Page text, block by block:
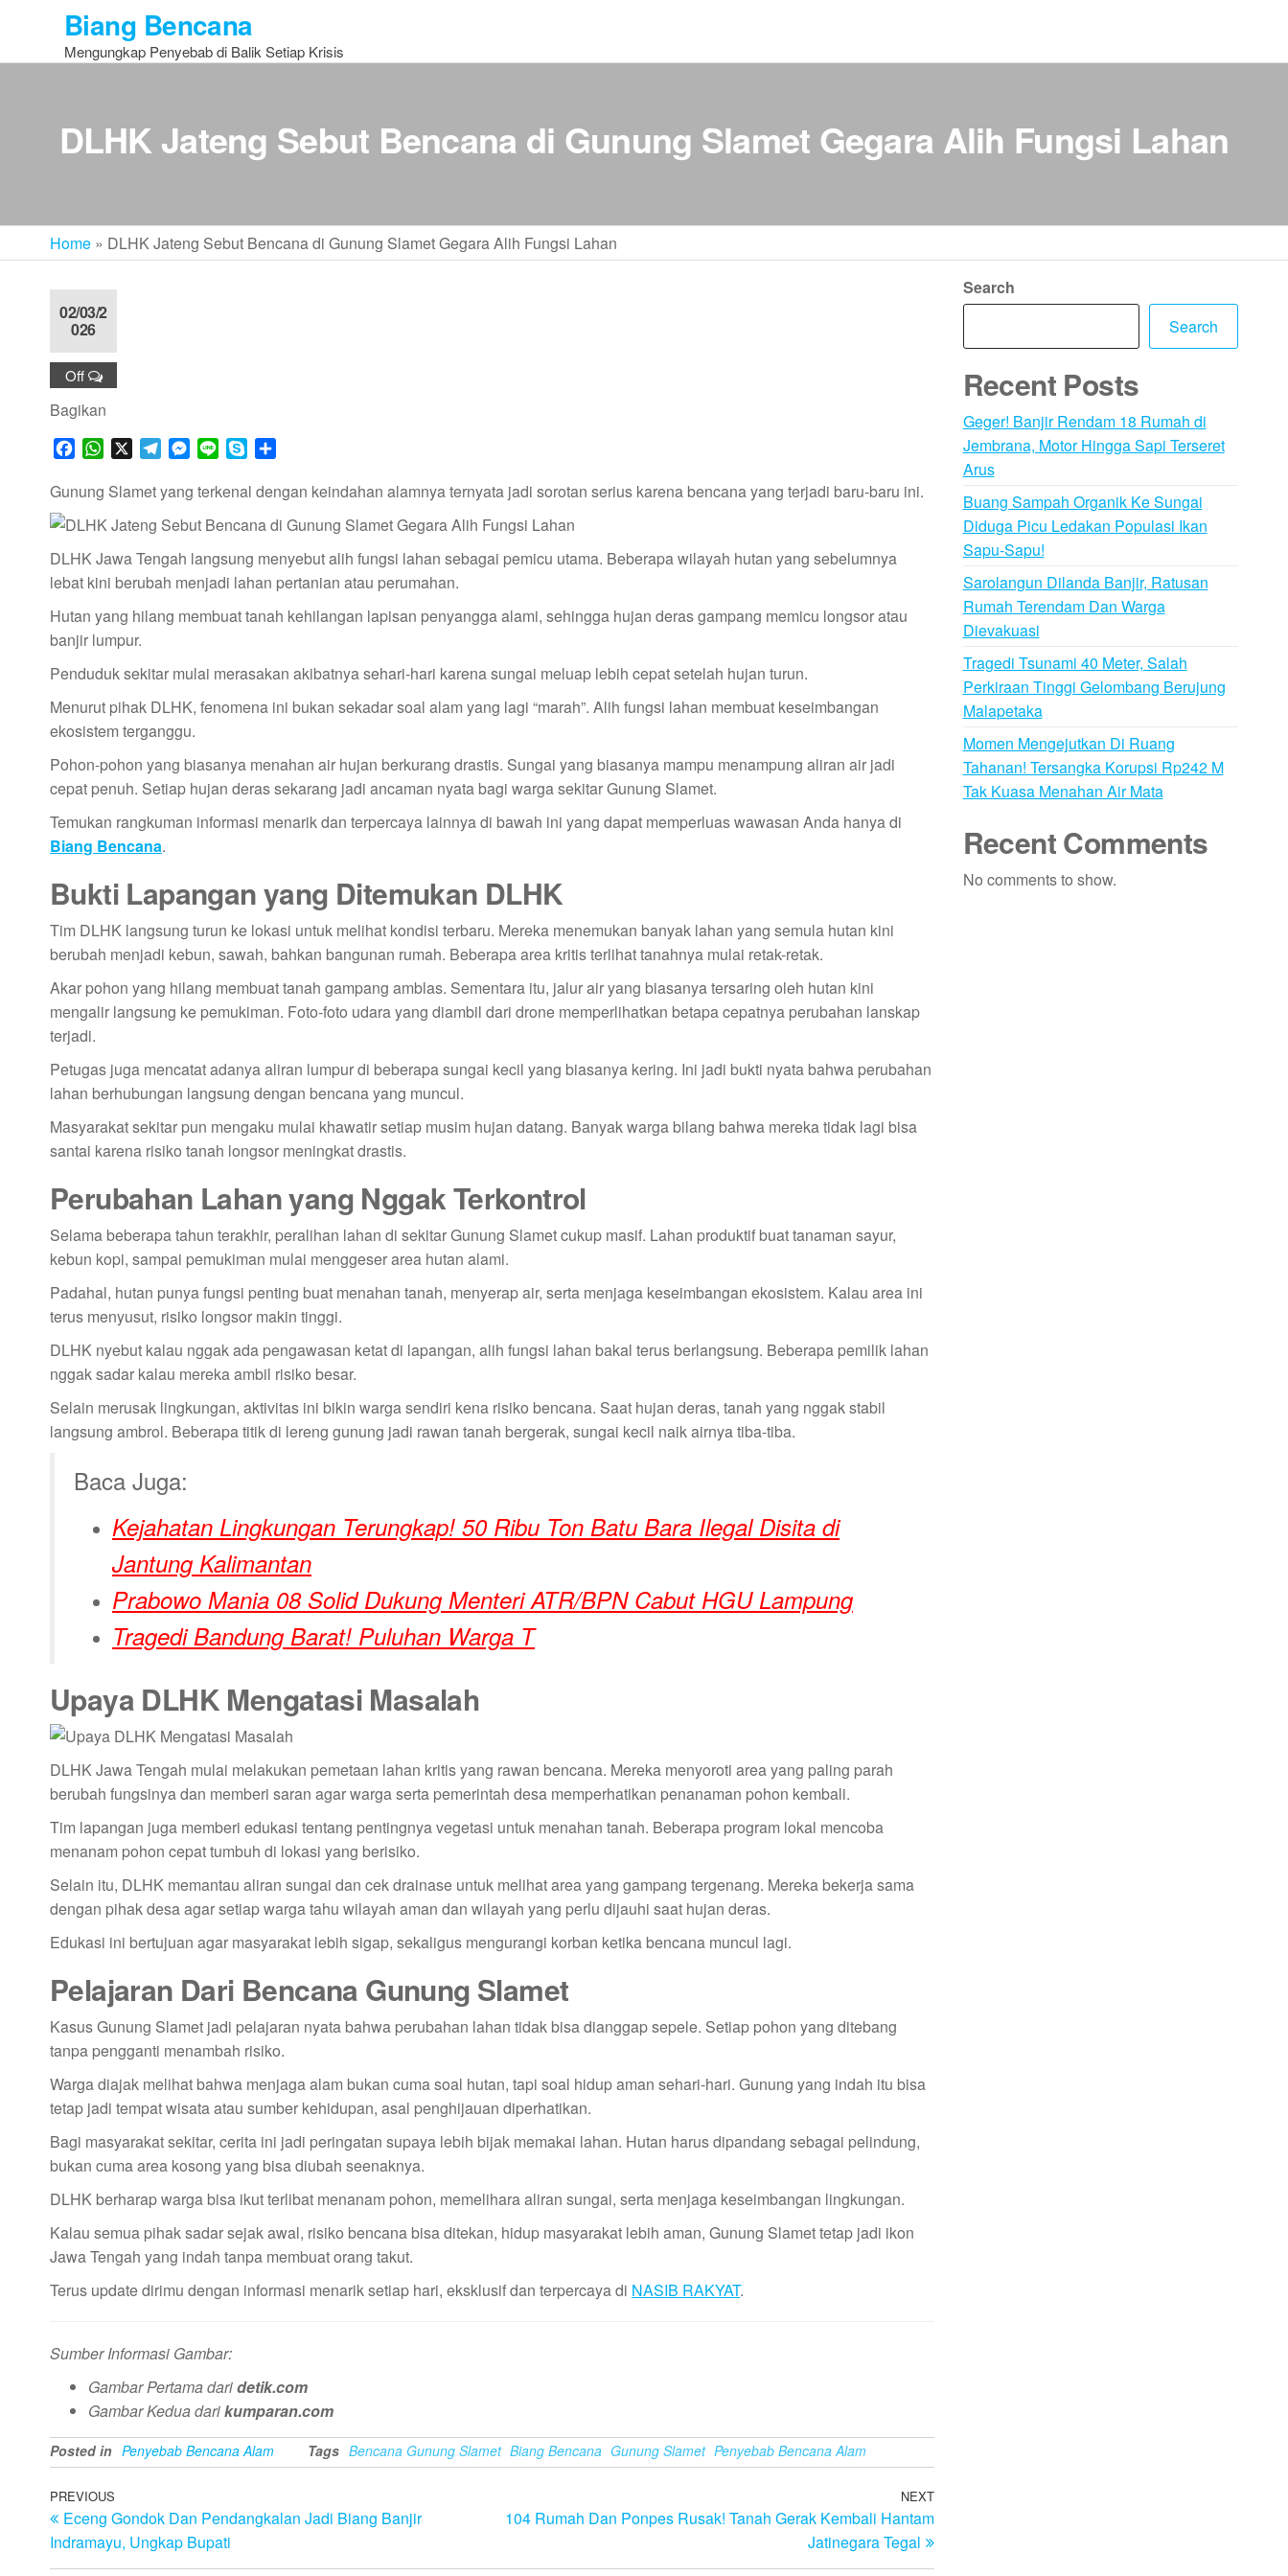
the
Biang Bencana
Mengungkap Penyebab di Balik Setiap Krisis
DLHK Jateng Sebut Bencana di Gunung Slamet Gegara Alih Fungsi Lahan
Home » DLHK Jateng Sebut Bencana di Gunung Slamet Gegara Alih Fungsi Lahan
02/03/2
026
Off
Bagikan
c
b
o
o
k
W
a
s
A
p
p
l
g
r
a
m
M
s
e
n
g
e
r
n
y
e
a
e
Gunung Slamet yang terkenal dengan keindahan alamnya ternyata jadi sorotan serius karena bencana yang terjadi baru-baru ini.
DLHK Jawa Tengah langsung menyebut alih fungsi lahan sebagai pemicu utama. Beberapa wilayah hutan yang sebelumnya
lebat kini berubah menjadi lahan pertanian atau perumahan.
Hutan yang hilang membuat tanah kehilangan lapisan penyangga alami, sehingga hujan deras gampang memicu longsor atau
banjir lumpur.
Penduduk sekitar mulai merasakan akibatnya sehari-hari karena sungai meluap lebih cepat setelah hujan turun.
Menurut pihak DLHK, fenomena ini bukan sekadar soal alam yang lagi “marah”. Alih fungsi lahan membuat keseimbangan
ekosistem terganggu.
Pohon-pohon yang biasanya menahan air hujan berkurang drastis. Sungai yang biasanya mampu menampung aliran air jadi
cepat penuh. Setiap hujan deras sekarang jadi ancaman nyata bagi warga sekitar Gunung Slamet.
Temukan rangkuman informasi menarik dan terpercaya lainnya di bawah ini yang dapat memperluas wawasan Anda hanya di
Biang Bencana.
Bukti Lapangan yang Ditemukan DLHK
Tim DLHK langsung turun ke lokasi untuk melihat kondisi terbaru. Mereka menemukan banyak lahan yang semula hutan kini
berubah menjadi kebun, sawah, bahkan bangunan rumah. Beberapa area kritis terlihat tanahnya mulai retak-retak.
Akar pohon yang hilang membuat tanah gampang amblas. Sementara itu, jalur air yang biasanya tersaring oleh hutan kini
mengalir langsung ke pemukiman. Foto-foto udara yang diambil dari drone memperlihatkan betapa cepatnya perubahan lanskap
terjadi.
Petugas juga mencatat adanya aliran lumpur di beberapa sungai kecil yang biasanya kering. Ini jadi bukti nyata bahwa perubahan
lahan berhubungan langsung dengan bencana yang muncul.
Masyarakat sekitar pun mengaku mulai khawatir setiap musim hujan datang. Banyak warga bilang bahwa mereka tidak lagi bisa
santai karena risiko tanah longsor meningkat drastis.
Perubahan Lahan yang Nggak Terkontrol
Selama beberapa tahun terakhir, peralihan lahan di sekitar Gunung Slamet cukup masif. Lahan produktif buat tanaman sayur,
kebun kopi, sampai pemukiman mulai menggeser area hutan alami.
Padahal, hutan punya fungsi penting buat menahan tanah, menyerap air, serta menjaga keseimbangan ekosistem. Kalau area ini
terus menyusut, risiko longsor makin tinggi.
DLHK nyebut kalau nggak ada pengawasan ketat di lapangan, alih fungsi lahan bakal terus berlangsung. Beberapa pemilik lahan
nggak sadar kalau mereka ambil risiko besar.
Selain merusak lingkungan, aktivitas ini bikin warga sendiri kena risiko bencana. Saat hujan deras, tanah yang nggak stabil
langsung ambrol. Beberapa titik di lereng gunung jadi rawan tanah bergerak, sungai kecil naik airnya tiba-tiba.
Baca Juga:
Kejahatan Lingkungan Terungkap! 50 Ribu Ton Batu Bara Ilegal Disita di
Jantung Kalimantan
Prabowo Mania 08 Solid Dukung Menteri ATR/BPN Cabut HGU Lampung
Tragedi Bandung Barat! Puluhan Warga T
Upaya DLHK Mengatasi Masalah
DLHK Jawa Tengah mulai melakukan pemetaan lahan kritis yang rawan bencana. Mereka menyoroti area yang paling parah
berubah fungsinya dan memberi saran agar warga serta pemerintah desa memperhatikan penanaman pohon kembali.
Tim lapangan juga memberi edukasi tentang pentingnya vegetasi untuk menahan tanah. Beberapa program lokal mencoba
menanam pohon cepat tumbuh di lokasi yang berisiko.
Selain itu, DLHK memantau aliran sungai dan cek drainase untuk melihat area yang gampang tergenang. Mereka bekerja sama
dengan pihak desa agar setiap warga tahu wilayah aman dan wilayah yang perlu dijauhi saat hujan deras.
Edukasi ini bertujuan agar masyarakat lebih sigap, sekaligus mengurangi korban ketika bencana muncul lagi.
Pelajaran Dari Bencana Gunung Slamet
Kasus Gunung Slamet jadi pelajaran nyata bahwa perubahan lahan tidak bisa dianggap sepele. Setiap pohon yang ditebang
tanpa pengganti menambah risiko.
Warga diajak melihat bahwa menjaga alam bukan cuma soal hutan, tapi soal hidup aman sehari-hari. Gunung yang indah itu bisa
tetap jadi tempat wisata atau sumber kehidupan, asal penghijauan diperhatikan.
Bagi masyarakat sekitar, cerita ini jadi peringatan supaya lebih bijak memakai lahan. Hutan harus dipandang sebagai pelindung,
bukan cuma area kosong yang bisa diubah seenaknya.
DLHK berharap warga bisa ikut terlibat menanam pohon, memelihara aliran sungai, serta menjaga keseimbangan lingkungan.
Kalau semua pihak sadar sejak awal, risiko bencana bisa ditekan, hidup masyarakat lebih aman, Gunung Slamet tetap jadi ikon
Jawa Tengah yang indah tanpa membuat orang takut.
Terus update dirimu dengan informasi menarik setiap hari, eksklusif dan terpercaya di NASIB RAKYAT.
Sumber Informasi Gambar:
Gambar Pertama daridetik.com
Gambar Kedua darikumparan.com
Posted in Penyebab Bencana Alam Tags Bencana Gunung Slamet Biang Bencana Gunung Slamet Penyebab Bencana Alam
Post
navigation
Previous
Post
PREVIOUS
Eceng Gondok Dan Pendangkalan Jadi Biang Banjir
Indramayu, Ungkap Bupati
Next
Post
NEXT
104 Rumah Dan Ponpes Rusak! Tanah Gerak Kembali Hantam
Jatinegara Tegal
Search
Search
Recent Posts
Geger! Banjir Rendam 18 Rumah di
Jembrana, Motor Hingga Sapi Terseret
Arus
Buang Sampah Organik Ke Sungai
Diduga Picu Ledakan Populasi Ikan
Sapu-Sapu!
Sarolangun Dilanda Banjir, Ratusan
Rumah Terendam Dan Warga
Dievakuasi
Tragedi Tsunami 40 Meter, Salah
Perkiraan Tinggi Gelombang Berujung
Malapetaka
Momen Mengejutkan Di Ruang
Tahanan! Tersangka Korupsi Rp242 M
Tak Kuasa Menahan Air Mata
Recent Comments
No comments to show.